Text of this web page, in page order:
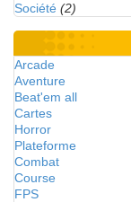
Société (2)
Arcade
Aventure
Beat'em all
Cartes
Horror
Plateforme
Combat
Course
FPS